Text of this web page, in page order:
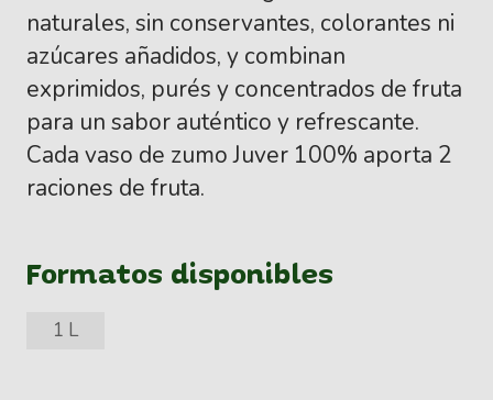
naturales, sin conservantes, colorantes ni
azúcares añadidos, y combinan
exprimidos, purés y concentrados de fruta
para un sabor auténtico y refrescante.
Cada vaso de zumo Juver 100% aporta 2
raciones de fruta.
Formatos disponibles
1 L